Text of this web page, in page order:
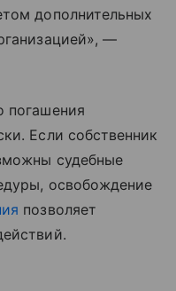
дополнительных
—
погашения
Если собственник
судебные
освобождение
позволяет